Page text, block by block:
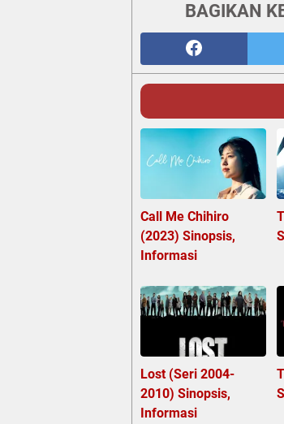
BAGIKAN
Call Me Chihiro
(2023) Sinopsis,
Informasi
Lost (Seri 2004-
2010) Sinopsis,
Informasi